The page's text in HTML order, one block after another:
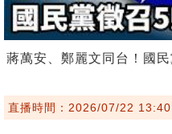
蔣萬安、鄭麗文同台！國
直播時間：2026/07/22 13:40